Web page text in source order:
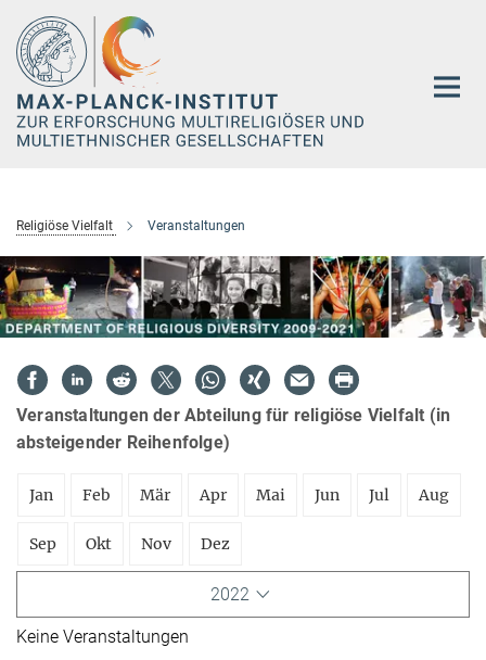
Hauptinhalt
Religiöse Vielfalt Veranstaltungen
Veranstaltungen der Abteilung für religiöse Vielfalt (in
absteigender Reihenfolge)
Jan Feb Mär Apr Mai Jun Jul Aug
Sep Okt Nov Dez
2022
Keine Veranstaltungen